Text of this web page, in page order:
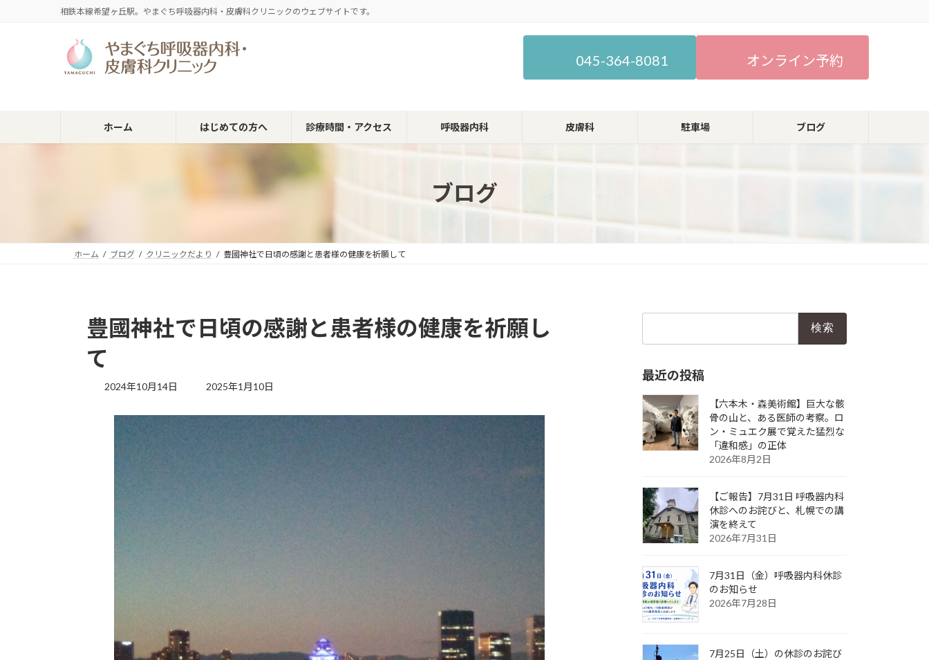
ッ
移
相鉄本線希望ヶ丘駅。やまぐち呼吸器内科・皮膚科クリニックのウェブサイトです。
045-364-8081 オンライン予約
ホーム はじめての方へ 診療時間・アクセス 呼吸器内科 皮膚科 駐車場 ブログ
ブログ
ホーム ブログ クリニックだより 豊國神社で日頃の感謝と患者様の健康を祈願して
豊國神社で日頃の感謝と患者様の健康を祈願し
て
2024年10月14日
最
更
2025年1月10日
最近の投稿
【六本木・森美術館】巨大な骸
骨の山と、ある医師の考察。ロ
ン・ミュエク展で覚えた猛烈な
「違和感」の正体
2026年8月2日
【ご報告】7月31日 呼吸器内科
休診へのお詫びと、札幌での講
演を終えて
2026年7月31日
7月31日（金）呼吸器内科休診
のお知らせ
2026年7月28日
7月25日（土）の休診のお詫び